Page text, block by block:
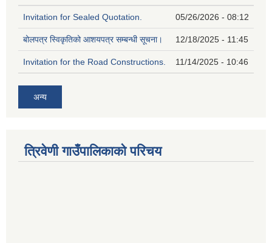
Invitation for Sealed Quotation. 05/26/2026 - 08:12
बोलपत्र स्विकृतिको आशयपत्र सम्बन्धी सूचना। 12/18/2025 - 11:45
Invitation for the Road Constructions. 11/14/2025 - 10:46
अन्य
त्रिवेणी गाउँपालिकाको परिचय